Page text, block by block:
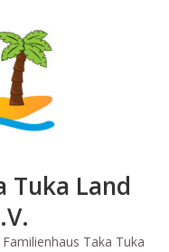
Tuka Land
Taka Tuka